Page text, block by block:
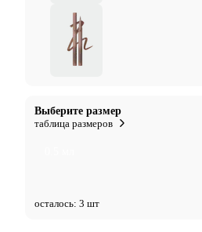
Выберите размер
таблица размеров
осталось: 3 шт